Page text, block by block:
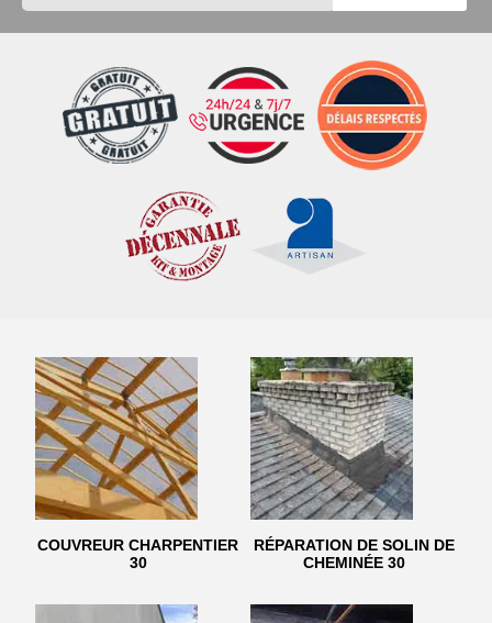
COUVREUR CHARPENTIER
30
RÉPARATION DE SOLIN DE
CHEMINÉE 30